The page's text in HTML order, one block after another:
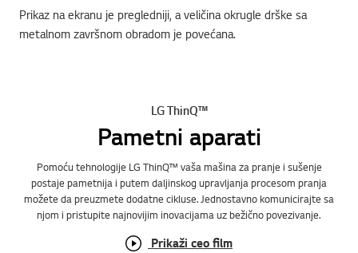
Prikaz na ekranu je pregledniji, a veličina okrugle drške sa
metalnom završnom obradom je povećana.
LG ThinQ™
Pametni aparati
Pomoću tehnologije LG ThinQ™ vaša mašina za pranje i sušenje
postaje pametnija i putem daljinskog upravljanja procesom pranja
možete da preuzmete dodatne cikluse. Jednostavno komunicirajte sa
njom i pristupite najnovijim inovacijama uz bežično povezivanje.
Prikaži ceo film